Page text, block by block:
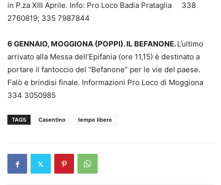
in P.za XIII Aprile. Info: Pro Loco Badia Prataglia 338
2760819; 335 7987844
6 GENNAIO, MOGGIONA (POPPI). IL BEFANONE.L’ultimo
arrivato alla Messa dell’Epifania (ore 11,15) è destinato a
portare il fantoccio del “Befanone” per le vie del paese.
Falò e brindisi finale. Informazioni Pro Loco di Moggiona
334 3050985
TAGS Casentino tempo libero